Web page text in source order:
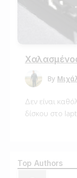
Top Authors
By
Δεν είναι
δίσκου στο